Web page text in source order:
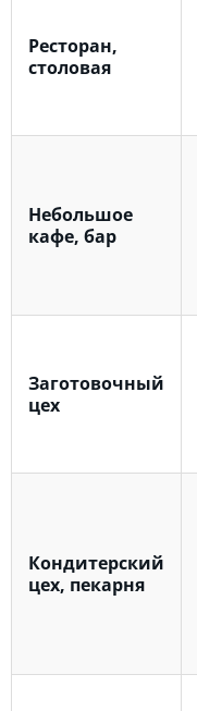
Ресторан,
столовая
Небольшое
кафе, бар
Заготовочный
цех
Кондитерский
цех, пекарня